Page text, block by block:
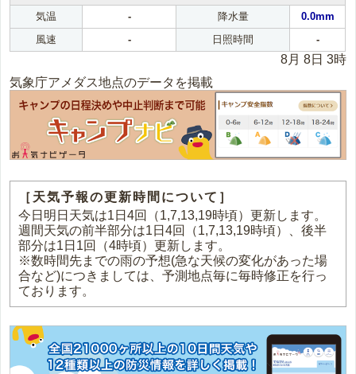
気温 - 降水量
0.0mm
風速
- 日照時間 -
8月 8日 3時
気象庁アメダス地点のデータを掲載
［天気予報の更新時間について］
今日明日天気は1日4回（1,7,13,19時頃）更新します。
週間天気の前半部分は1日4回（1,7,13,19時頃）、後半
部分は1日1回（4時頃）更新します。
※数時間先までの雨の予想(急な天候の変化があった場
合など)につきましては、予測地点毎に毎時修正を行っ
ております。